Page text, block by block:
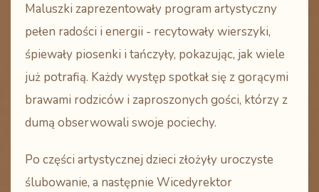
Maluszki zaprezentowały program artystyczny
pełen radości i energii - recytowały wierszyki,
śpiewały piosenki i tańczyły, pokazując, jak wiele
już potrafią. Każdy występ spotkał się z gorącymi
brawami rodziców i zaproszonych gości, którzy z
dumą obserwowali swoje pociechy.
Po części artystycznej dzieci złożyły uroczyste
ślubowanie, a następnie Wicedyrektor